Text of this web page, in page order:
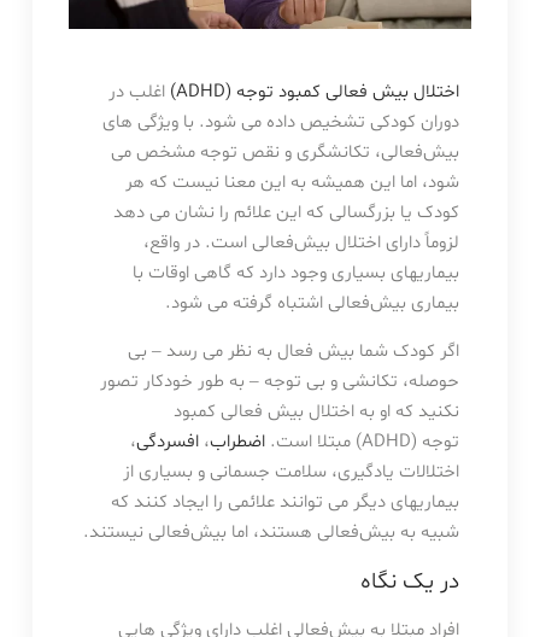
اختلال بیش فعالی کمبود توجه (ADHD)
اغلب در
دوران کودکی تشخیص داده می شود. با ویژگی های
بیش‌فعالی، تکانشگری و نقص توجه مشخص می
شود، اما این همیشه به این معنا نیست که هر
کودک یا بزرگسالی که این علائم را نشان می دهد
لزوماً دارای اختلال بیش‌فعالی است. در واقع،
بیماریهای بسیاری وجود دارد که گاهی اوقات با
بیماری بیش‌فعالی اشتباه گرفته می شود.
اگر کودک شما بیش فعال به نظر می رسد – بی
حوصله، تکانشی و بی توجه – به طور خودکار تصور
نکنید که او به اختلال بیش فعالی کمبود
توجه (ADHD) مبتلا است.
اضطراب، افسردگی،
اختلالات یادگیری، سلامت جسمانی و بسیاری از
بیماریهای دیگر می توانند علائمی را ایجاد کنند که
شبیه به بیش‌فعالی هستند، اما بیش‌فعالی نیستند.
در یک نگاه
افراد مبتلا به بیش‌فعالی اغلب دارای ویژگی هایی